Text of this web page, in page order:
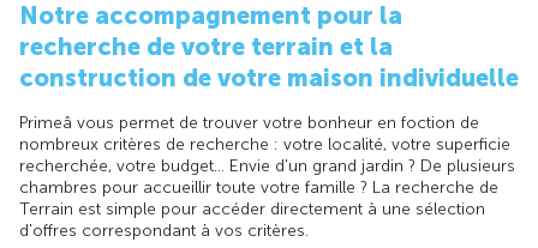
Notre accompagnement pour la
recherche de votre terrain et la
construction de votre maison individuelle
Primeâ vous permet de trouver votre bonheur en foction de
nombreux critères de recherche : votre localité, votre superficie
recherchée, votre budget... Envie d'un grand jardin ? De plusieurs
chambres pour accueillir toute votre famille ? La recherche de
Terrain est simple pour accéder directement à une sélection
d'offres correspondant à vos critères.